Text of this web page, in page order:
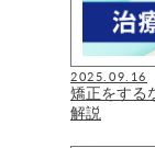
2025.09.16
矯正をする
解説